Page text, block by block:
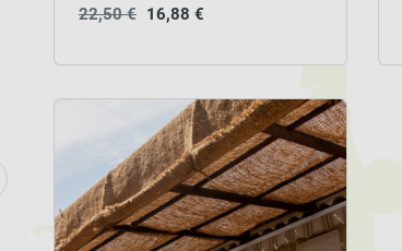
22,50 € 16,88 €